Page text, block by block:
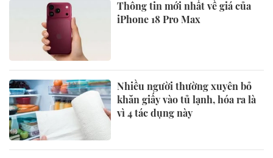
Thông tin mới nhất về giá của
iPhone 18 Pro Max
Nhiều người thường xuyên bỏ
khăn giấy vào tủ lạnh, hóa ra là
vì 4 tác dụng này